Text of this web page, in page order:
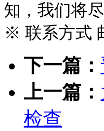
知，我们将尽
※ 联系方式
下一篇：
上一篇：
检查